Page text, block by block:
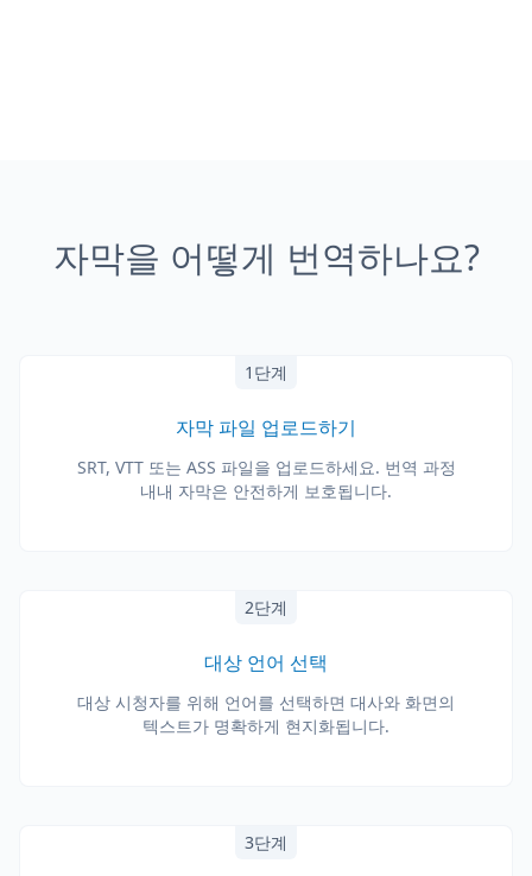
자막을 어떻게 번역하나요?
1단계
자막 파일 업로드하기
SRT, VTT 또는 ASS 파일을 업로드하세요. 번역 과정
내내 자막은 안전하게 보호됩니다.
2단계
대상 언어 선택
대상 시청자를 위해 언어를 선택하면 대사와 화면의
텍스트가 명확하게 현지화됩니다.
3단계